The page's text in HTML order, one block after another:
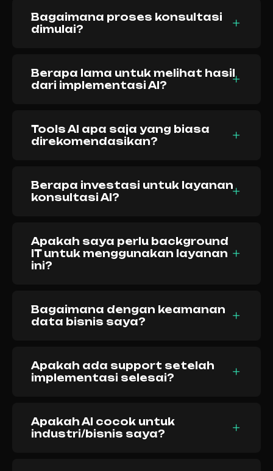
Bagaimana proses konsultasi
dimulai?
Berapa lama untuk melihat hasil
dari implementasi AI?
Tools AI apa saja yang biasa
direkomendasikan?
Berapa investasi untuk layanan
konsultasi AI?
Apakah saya perlu background
IT untuk menggunakan layanan
ini?
Bagaimana dengan keamanan
data bisnis saya?
Apakah ada support setelah
implementasi selesai?
Apakah AI cocok untuk
industri/bisnis saya?